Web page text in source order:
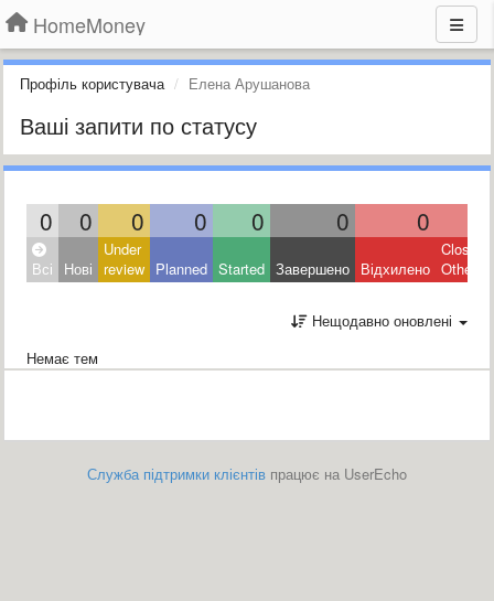
HomeMoney
Профіль користувача Елена Арушанова
Ваші запити по статусу
0 0 0 0 0 0 0
Всі Нові
Under
review Planned Started Завершено Відхилено
Closed:
Other
Нещодавно оновлені
Немає тем
Служба підтримки клієнтів працює на UserEcho